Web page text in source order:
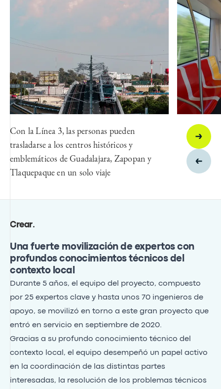
Con la Línea 3, las personas pueden
trasladarse a los centros históricos y
emblemáticos de Guadalajara, Zapopan y
Tlaquepaque en un solo viaje
Crear.
Una fuerte movilización de expertos con
profundos conocimientos técnicos del
contexto local
Durante 5 años, el equipo del proyecto, compuesto
por 25 expertos clave y hasta unos 70 ingenieros de
apoyo, se movilizó en torno a este gran proyecto que
entró en servicio en septiembre de 2020.
Gracias a su profundo conocimiento técnico del
contexto local, el equipo desempeñó un papel activo
en la coordinación de las distintas partes
interesadas, la resolución de los problemas técnicos